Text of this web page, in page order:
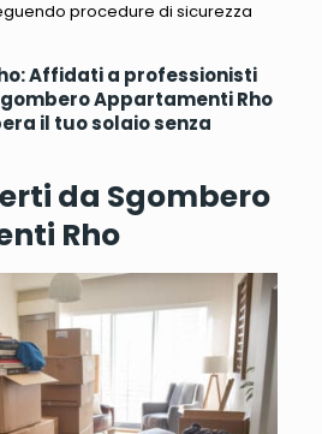
procedure di sicurezza
Affidati a professionisti
Appartamenti Rho
il tuo solaio senza
da Sgombero
Rho